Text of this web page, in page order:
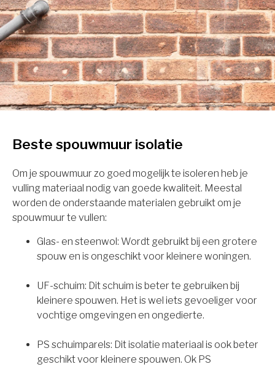
Beste spouwmuur isolatie
Om je spouwmuur zo goed mogelijk te isoleren heb je
vulling materiaal nodig van goede kwaliteit. Meestal
worden de onderstaande materialen gebruikt om je
spouwmuur te vullen:
Glas- en steenwol: Wordt gebruikt bij een grotere
spouw en is ongeschikt voor kleinere woningen.
UF-schuim: Dit schuim is beter te gebruiken bij
kleinere spouwen. Het is wel iets gevoeliger voor
vochtige omgevingen en ongedierte.
PS schuimparels: Dit isolatie materiaal is ook beter
geschikt voor kleinere spouwen. Ok PS